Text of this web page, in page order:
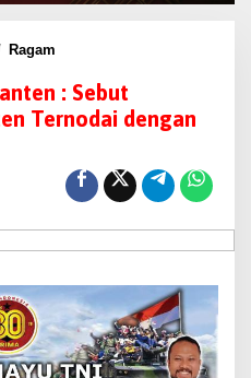
Ragam
u
W
l
y
h
I
: Sebut
Ternodai dengan